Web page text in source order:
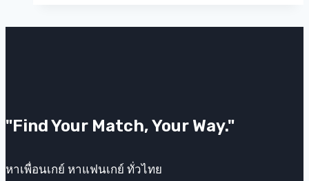
รัก
กิจกรรม
"Find Your Match, Your Way."
หาเพื่อนเกย์ หาแฟนเกย์ ทั่วไทย